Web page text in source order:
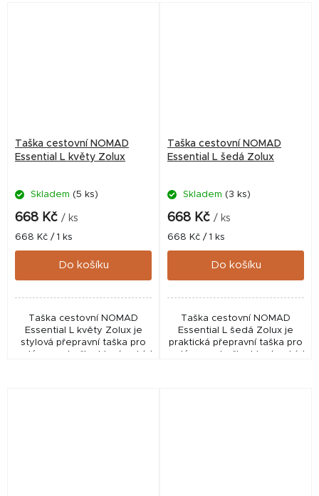
Taška cestovní NOMAD
Essential L květy Zolux
Skladem (5 ks)
668 Kč / ks
Měrná
cena:
668 Kč / 1 ks
Do košíku
Taška cestovní NOMAD
Essential L květy Zolux je
stylová přepravní taška pro
malé psy a kočky, která nabízí
Taška cestovní NOMAD
Essential L šedá Zolux
Skladem (3 ks)
668 Kč / ks
Měrná
cena:
668 Kč / 1 ks
Do košíku
Taška cestovní NOMAD
Essential L šedá Zolux je
praktická přepravní taška pro
malé psy a kočky, která nabízí